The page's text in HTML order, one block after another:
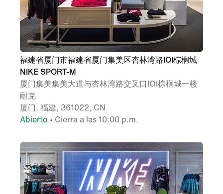
福建省厦门市福建省厦门集美区杏林湾路IOI棕榈城
NIKE SPORT-M
厦门集美集美大道与杏林湾路交叉口IOI棕榈城一楼
耐克
厦门, 福建, 361022, CN
Abierto • Cierra a las 10:00 p.m.